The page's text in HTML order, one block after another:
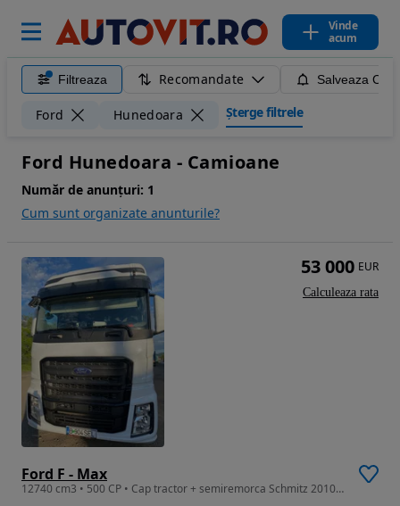
Vinde
acum
Filtreaza Recomandate Salveaza
Ford Hunedoara Șterge filtrele
Ford Hunedoara - Camioane
Număr de anunțuri: 1
Cum sunt organizate anunturile?
Ford F - Max
12740 cm3 • 500 CP • Cap tractor + semiremorca Schmitz 2010. ( 5000 euro ) .
53 000 EUR
Calculeaza rata